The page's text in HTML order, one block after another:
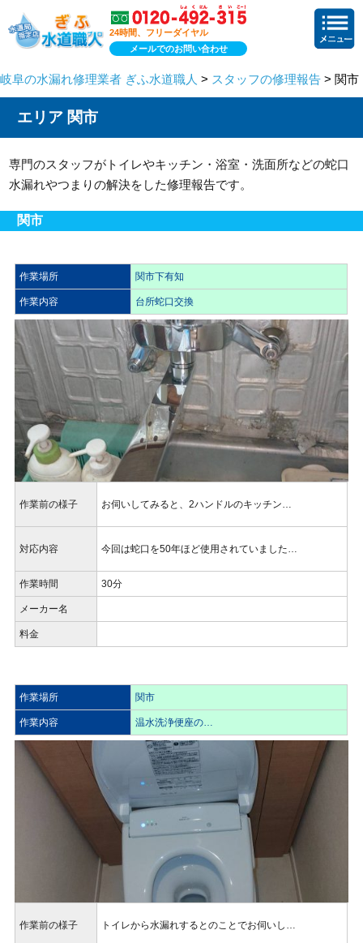
24時間、フリーダイヤル
メールでのお問い合わせ
岐阜の水漏れ修理業者 ぎふ水道職人 > スタッフの修理報告 > 関市
エリア 関市
専門のスタッフがトイレやキッチン・浴室・洗面所などの蛇口
水漏れやつまりの解決をした修理報告です。
関市
作業場所 関市下有知
作業内容 台所蛇口交換
作業前の様子 お伺いしてみると、2ハンドルのキッチン…
対応内容 今回は蛇口を50年ほど使用されていました…
作業時間 30分
メーカー名
料金
作業場所 関市
作業内容 温水洗浄便座の…
作業前の様子 トイレから水漏れするとのことでお伺いし…